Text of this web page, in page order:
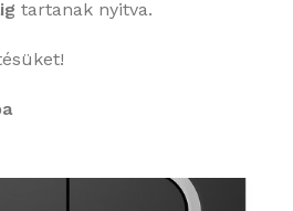
tartanak nyitva.